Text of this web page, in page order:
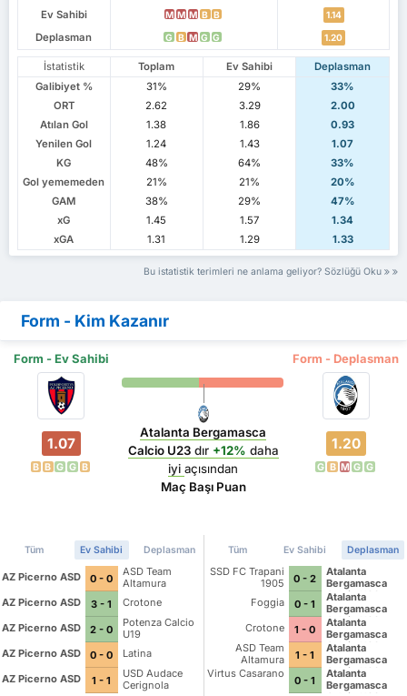
Ev Sahibi M M M B B 1.14
Deplasman G B M G G 1.20
İstatistik Toplam Ev Sahibi
Deplasman
Galibiyet %
31% 29%
33%
ORT
2.62 3.29
2.00
Atılan Gol
1.38 1.86
0.93
Yenilen Gol
1.24 1.43
1.07
KG
48% 64%
33%
Gol yememeden
21% 21%
20%
GAM
38% 29%
47%
xG
1.45 1.57
1.34
xGA
1.31 1.29 1.33
Bu istatistik terimleri ne anlama geliyor? Sözlüğü Oku
Form - Kim Kazanır
Form - Ev Sahibi Form - Deplasman
1.07
B B G G B
Atalanta Bergamasca
Calcio U23dır +12% daha
iyiaçısından
Maç Başı Puan
1.20
G B M G G
Tüm Ev Sahibi Deplasman
AZ Picerno ASD 0 - 0
ASD Team
Altamura
AZ Picerno ASD
3 - 1
Crotone
AZ Picerno ASD
2 - 0
Potenza Calcio
U19
AZ Picerno ASD
0 - 0
Latina
AZ Picerno ASD
1 - 1
USD Audace
Cerignola
Tüm Ev Sahibi Deplasman
SSD FC Trapani
1905
0 - 2
Atalanta
Bergamasca
Calcio U23
Foggia 0 - 1
Atalanta
Bergamasca
Calcio U23
Crotone 1 - 0
Atalanta
Bergamasca
Calcio U23
ASD Team
Altamura
1 - 1
Atalanta
Bergamasca
Calcio U23
Virtus Casarano
0 - 1
Atalanta
Bergamasca